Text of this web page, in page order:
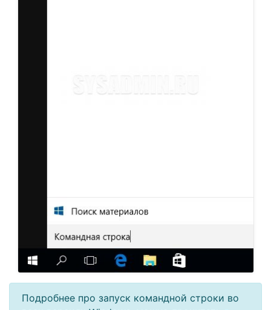
Подробнее про запуск командной строки во